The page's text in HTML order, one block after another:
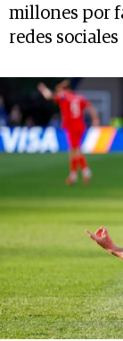
millones por
redes sociales